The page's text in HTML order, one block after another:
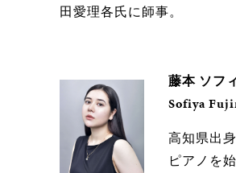
田愛理各氏に師事。
藤本 ソフ
Sofiya
高知県出
ピアノを